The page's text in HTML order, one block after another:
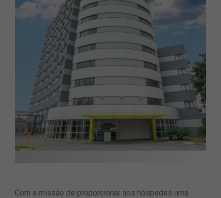
Com a missão de proporcionar aos hóspedes uma